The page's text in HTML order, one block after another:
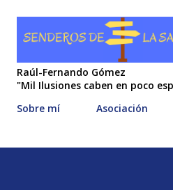
Ir al contenido
Raúl-Fernando Gómez
"Mil Ilusiones caben en poco
Sobre mí
Asociación